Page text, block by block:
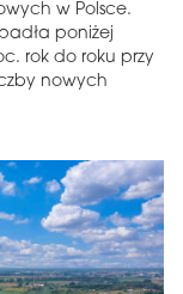
w Polsce.
poniżej
rok do roku przy
nowych